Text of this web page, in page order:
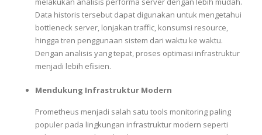
Data historis tersebut dapat digunakan untuk mengetahui
bottleneck server, lonjakan traffic, konsumsi resource,
hingga tren penggunaan sistem dari waktu ke waktu.
Dengan analisis yang tepat, proses optimasi infrastruktur
menjadi lebih efisien.
Mendukung Infrastruktur Modern
Prometheus menjadi salah satu tools monitoring paling
populer pada lingkungan infrastruktur modern seperti